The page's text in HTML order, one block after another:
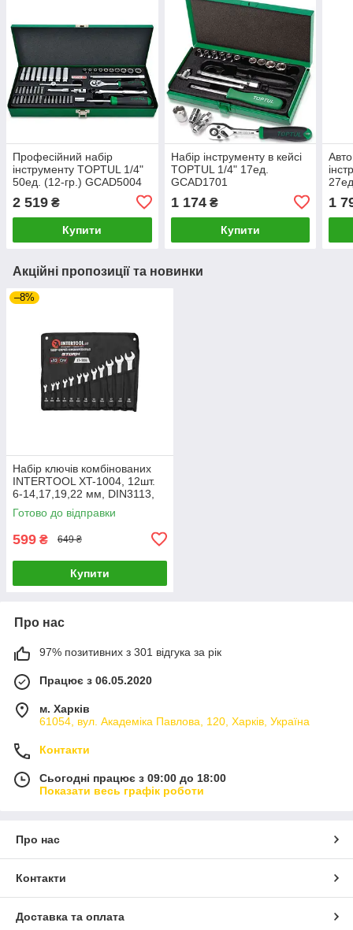
Професійний набір
інструменту TOPTUL 1/4"
50ед. (12-гр.) GCAD5004
2 519 ₴
Купити
Набір інструменту в кейсі
TOPTUL 1/4" 17ед.
GCAD1701
1 174₴
Купити
1
Акційні пропозиції та новинки
–8%
Набір ключів комбінованих
INTERTOOL XT-1004, 12шт.
6-14,17,19,22 мм, DIN3113,
STORM
Готово до відправки
599 ₴ 649 ₴
Купити
Про нас
97% позитивних з 301 відгука за рік
Працює з 06.05.2020
м. Харків
61054, вул. Академіка Павлова, 120, Харків, Україна
Контакти
Сьогодні працює з 09:00 до 18:00
Показати весь графік роботи
Про нас
Контакти
Доставка та оплата